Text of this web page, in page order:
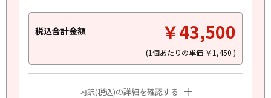
税込合計金額 ￥43,500
(1個あたりの単価 ￥1,450 )
内訳(税込)の詳細を確認する